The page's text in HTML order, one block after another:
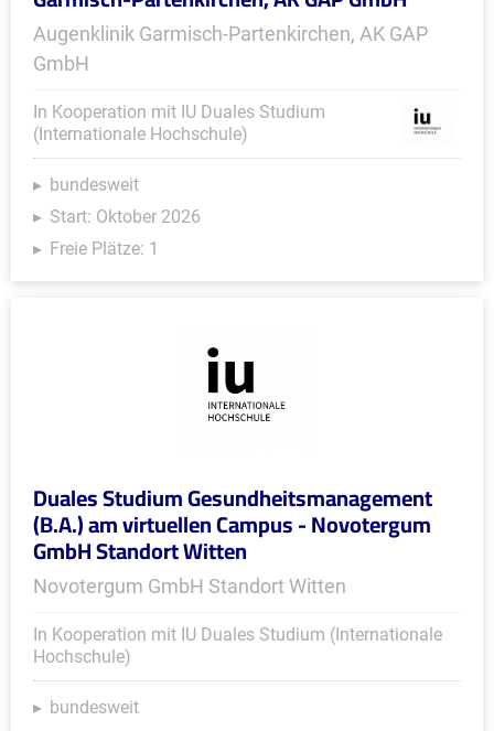
Augenklinik Garmisch-Partenkirchen, AK GAP
GmbH
In Kooperation mit IU Duales Studium
(Internationale Hochschule)
bundesweit
Start: Oktober 2026
Freie Plätze: 1
Duales Studium Gesundheitsmanagement
(B.A.) am virtuellen Campus - Novotergum
GmbH Standort Witten
Novotergum GmbH Standort Witten
In Kooperation mit IU Duales Studium (Internationale
Hochschule)
bundesweit